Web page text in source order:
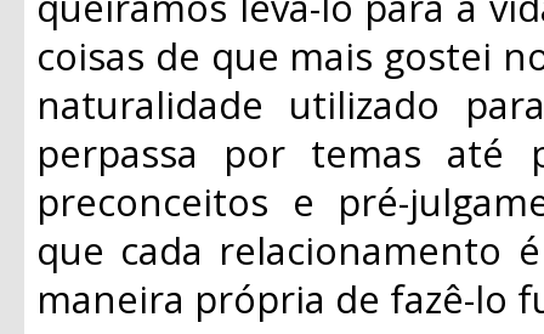
coisas de que mais gostei
naturalidade utilizado
perpassa por temas até
preconceitos e pré-
que cada relacionamento
maneira própria de fazê-lo